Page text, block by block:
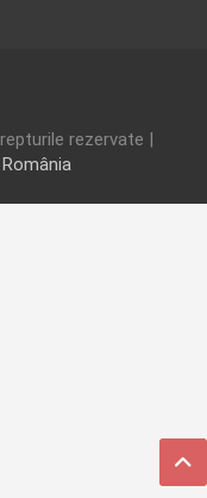
rezervate |